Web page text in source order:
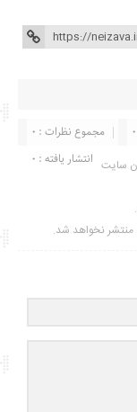
مجموع نظرات : 0
انتشار یافته : ۰ سایت
منتشر نخواهد شد.